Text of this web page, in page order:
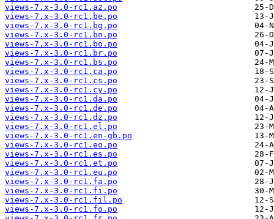
views-7.x-3.0-rc1.az.po
views-7.x-3.0-rc1.be.po
views-7.x-3.0-rc1.bg.po
views-7.x-3.0-rc1.bn.po
views-7.x-3.0-rc1.bo.po
views-7.x-3.0-rc1.br.po
views-7.x-3.0-rc1.bs.po
views-7.x-3.0-rc1.ca.po
views-7.x-3.0-rc1.cs.po
views-7.x-3.0-rc1.cy.po
views-7.x-3.0-rc1.da.po
views-7.x-3.0-rc1.de.po
views-7.x-3.0-rc1.dz.po
views-7.x-3.0-rc1.el.po
views-7.x-3.0-rc1.en-gb.po
views-7.x-3.0-rc1.eo.po
views-7.x-3.0-rc1.es.po
views-7.x-3.0-rc1.et.po
views-7.x-3.0-rc1.eu.po
views-7.x-3.0-rc1.fa.po
views-7.x-3.0-rc1.fi.po
views-7.x-3.0-rc1.fil.po
views-7.x-3.0-rc1.fo.po